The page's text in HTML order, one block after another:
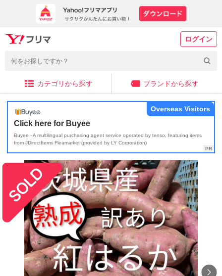
ログイン
カテゴリから探す ブランドから探す
Click here for Buyee
Buyee - A multilingual purchasing agent service operated by tenso, featuring items
from JDirectItems Fleamarket (provided by LY Corporation)
Overseas Visitors